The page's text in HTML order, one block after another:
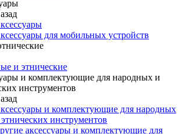
для мобильных устройств
и этнические
и комплектующие для народных и
инструментов
и комплектующие для народных
инструментов
аксессуары и комплектующие для